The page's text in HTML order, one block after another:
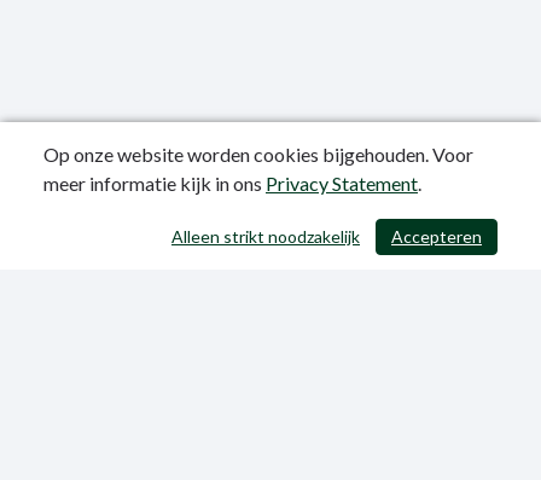
/ 403
Publicatiedatum: 12-06-2023
Op onze website worden cookies bijgehouden. Voor
meer informatie kijk in ons Privacy Statement.
Accepteren
Alleen strikt noodzakelijk